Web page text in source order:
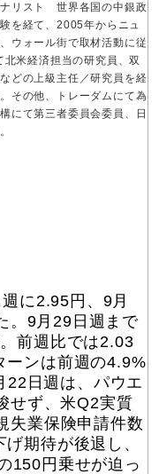
リスト 世界各国の中銀政
を経て、2005年からニュ
ウォール街で取材活動に従
米経済担当の研究員、双
どの上級主任／研究員を経
その他、トレーダムにて為
にて第三者委員会委員、日
に2.95円、9月
。9月29日週まで
前週比では2.03
ーンは前週の4.9%
22日週は、パウエ
せず、米Q2実質
失業保険申請件数
期待が後退し、
150円乗せが迫っ